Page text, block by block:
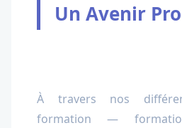
Un Avenir
À travers nos
formation —